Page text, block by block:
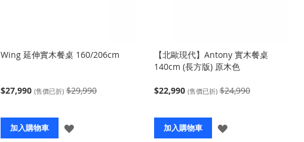
Wing 延伸實木餐桌 160/206cm
$27,990 (售價已折) $29,990
加入購物車
登
【北歐現代】Antony 實木餐桌
140cm (長方版) 原木色
$22,990 (售價已折) $24,990
加入購物車
登